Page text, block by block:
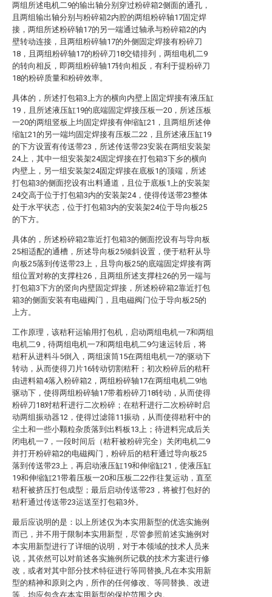
两组所述电机二9的输出轴分别穿过粉碎箱2侧面的通孔，
且两组输出轴分别与粉碎箱2内腔的两组粉碎轴17固定焊
接，两组所述粉碎轴17的另一端通过轴承与粉碎箱2的内
壁转动连接，且两组粉碎轴17的外侧固定焊接有粉碎刀
18，且两组粉碎轴17的粉碎刀18交错排列，两组电机二9
的转向相反，即两组粉碎轴17转向相反，有利于提粉碎刀
18的粉碎质量和粉碎效率。
具体的，所述打包箱3上方的横向内壁上固定焊接有液压缸
19，且所述液压缸19的底端固定焊接压板一20，所述压板
一20的两组竖板上均固定焊接有伸缩缸21，且两组所述伸
缩缸21的另一端均固定焊接有压板二22，且所述液压缸19
的下方设置有传送带23，所述传送带23安装在两组安装架
24上，其中一组安装架24固定焊接在打包箱3下乡的横向
内壁上，另一组安装架24固定焊接在底板1的顶端，所述
打包箱3的侧面挖设有出料通道，且位于底板1上的安装架
24交高于位于打包箱3内的安装架24，使得传送带23整体
处于水平状态，位于打包箱3内的安装架24位于导向板25
的下方。
具体的，所述粉碎箱2靠近打包箱3的侧面挖设有与导向板
25相适配的通槽，所述导向板25倾斜设置，便于秸秆从导
向板25落到传送带23上，且导向板25的底端固定焊接有两
组位置对称的支撑柱26，且两组所述支撑柱26的另一端与
打包箱3下方的竖向内壁固定焊接，所述粉碎箱2靠近打包
箱3的侧面安装有电磁阀门，且电磁阀门位于导向板25的
上方。
工作原理，该秸秆运输用打包机，启动两组电机一7和两组
电机二9，待两组电机一7和两组电机二9匀速运转后，将
秸秆从进料斗5倒入，两组滚筒15在两组电机一7的驱动下
转动，从而使得刀片16转动切割秸秆；初次粉碎后的秸秆
由进料箱4落入粉碎箱2，两组粉碎轴17在两组电机二9地
驱动下，使得两组粉碎轴17带着粉碎刀18转动，从而使得
粉碎刀18对秸秆进行二次粉碎；在秸秆进行二次粉碎时启
动两组振动器12，使得过滤筛11振动，从而使得秸秆中的
尘土和一些小颗粒杂质落到出料板13上；待进料完成后关
闭电机一7，一段时间后（秸秆被粉碎完全）关闭电机二9
并打开粉碎箱2的电磁阀门，粉碎后的秸秆通过导向板25
落到传送带23上，再启动液压缸19和伸缩缸21，使液压缸
19和伸缩缸21带着压板一20和压板二22作往复运动，直至
秸秆被挤压打包成型；最后启动传送带23，将被打包好的
秸秆通过传送带23运送至打包箱3外。
最后应说明的是：以上所述仅为本实用新型的优选实施例
而已，并不用于限制本实用新型，尽管参照前述实施例对
本实用新型进行了详细的说明，对于本领域的技术人员来
说，其依然可以对前述各实施例所记载的技术方案进行修
改，或者对其中部分技术特征进行等同替换,凡在本实用新
型的精神和原则之内，所作的任何修改、等同替换、改进
等，均应包含在本实用新型的保护范围之内。